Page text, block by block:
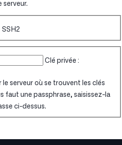
serveur.
SSH2
Clé privée :
le serveur où se trouvent les clés
faut une passphrase, saisissez-la
ci-dessus.